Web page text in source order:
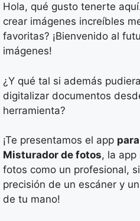
Hola, qué gusto tenerte
crear imágenes increíbles
favoritas? ¡Bienvenido al
imágenes!
¿Y qué tal si además
digitalizar documentos
herramienta?
¡Te presentamos el app
Misturador de fotos, la app
fotos como un profesional,
precisión de un escáner y
de tu mano!